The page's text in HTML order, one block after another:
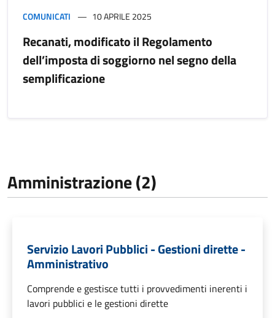
COMUNICATI 10 APRILE 2025
Recanati, modificato il Regolamento
dell’imposta di soggiorno nel segno della
semplificazione
Amministrazione (2)
Servizio Lavori Pubblici - Gestioni dirette -
Amministrativo
Comprende e gestisce tutti i provvedimenti inerenti i
lavori pubblici e le gestioni dirette